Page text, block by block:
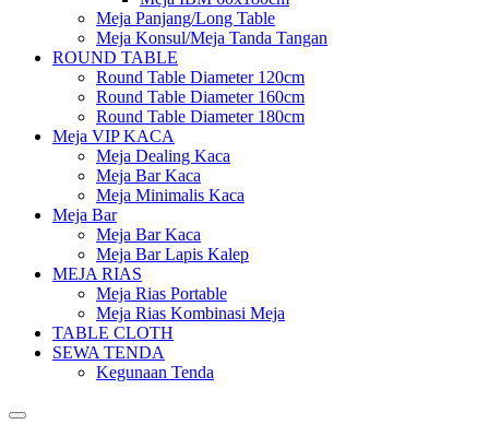
Meja Panjang/Long Table
Meja Konsul/Meja Tanda Tangan
ROUND TABLE
Round Table Diameter 120cm
Round Table Diameter 160cm
Round Table Diameter 180cm
Meja VIP KACA
Meja Dealing Kaca
Meja Bar Kaca
Meja Minimalis Kaca
Meja Bar
Meja Bar Kaca
Meja Bar Lapis Kalep
MEJA RIAS
Meja Rias Portable
Meja Rias Kombinasi Meja
TABLE CLOTH
SEWA TENDA
Kegunaan Tenda